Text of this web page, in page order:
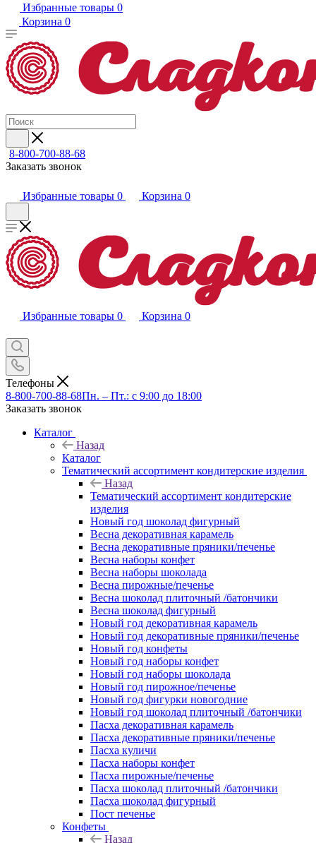
Избранные товары 0
Корзина 0
8-800-700-88-68
Заказать звонок
Избранные товары 0 Корзина 0
Избранные товары 0 Корзина 0
Телефоны
8-800-700-88-68Пн. – Пт.: с 9:00 до 18:00
Заказать звонок
Каталог
Назад
Каталог
Тематический ассортимент кондитерские изделия
Назад
Тематический ассортимент кондитерские
изделия
Новый год шоколад фигурный
Весна декоративная карамель
Весна декоративные пряники/печенье
Весна наборы конфет
Весна наборы шоколада
Весна пирожные/печенье
Весна шоколад плиточный /батончики
Весна шоколад фигурный
Новый год декоративная карамель
Новый год декоративные пряники/печенье
Новый год конфеты
Новый год наборы конфет
Новый год наборы шоколада
Новый год пирожное/печенье
Новый год фигурки новогодние
Новый год шоколад плиточный /батончики
Пасха декоративная карамель
Пасха декоративные пряники/печенье
Пасха куличи
Пасха наборы конфет
Пасха пирожные/печенье
Пасха шоколад плиточный /батончики
Пасха шоколад фигурный
Пост печенье
Конфеты
Назад